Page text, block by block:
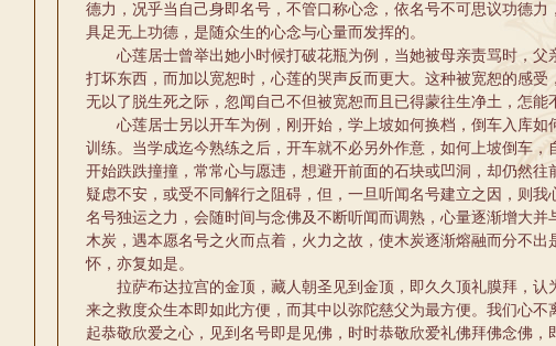
德力，况乎当自己身即名号，不管口称心念，依名号不可思议功德
具足无上功德，是随众生的心念与心量而发挥的。
心莲居士曾举出她小时候打破花瓶为例，当她被母亲责骂时，父
打坏东西，而加以宽恕时，心莲的哭声反而更大。这种被宽恕的感受
无以了脱生死之际，忽闻自己不但被宽恕而且已得蒙往生净土，怎能
心莲居士另以开车为例，刚开始，学上坡如何换档，倒车入库如
训练。当学成迄今熟练之后，开车就不必另外作意，如何上坡倒车，
开始跌跌撞撞，常常心与愿违，想避开前面的石块或凹洞，却仍然
疑虑不安，或受不同解行之阻碍，但，一旦听闻名号建立之因，则
名号独运之力，会随时间与念佛及不断听闻而调熟，心量逐渐增大
木炭，遇本愿名号之火而点着，火力之故，使木炭逐渐熔融而分不出
怀，亦复如是。
拉萨布达拉宫的金顶，藏人朝圣见到金顶，即久久顶礼膜拜，认
来之救度众生本即如此方便，而其中以弥陀慈父为最方便。我们心不
起恭敬欣爱之心，见到名号即是见佛，时时恭敬欣爱礼佛拜佛念佛，